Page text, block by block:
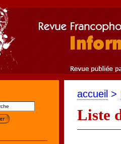
accueil >
Liste